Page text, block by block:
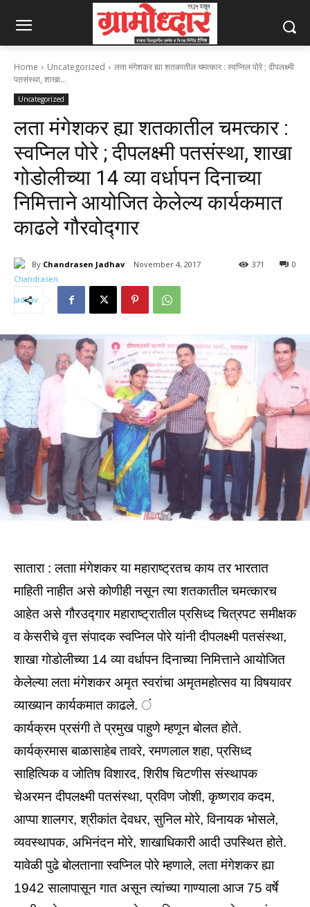
Home Uncategorized
लता मंगेशकर ह्या शतकातील चमत्कार : स्वप्निल पोरे ; दीपलक्ष्मी
पतसंस्था, शाखा...
Uncategorized
लता मंगेशकर ह्या शतकातील चमत्कार :
स्वप्निल पोरे ; दीपलक्ष्मी पतसंस्था, शाखा
गोडोलीच्या 14 व्या वर्धापन दिनाच्या
निमित्ताने आयोजित केलेल्य कार्यकमात
काढले गौरवोद्गार
By Chandrasen Jadhav November 4, 2017 0
371
सातारा : लताा मंगेशकर या महाराष्ट्रतच काय तर भारतात
माहिती नाहीत असे कोणीही नसून त्या शतकातील चमत्कारच
आहेत असे गौरउद्गार महाराष्ट्रातील प्रसिध्द चित्रपट समीक्षक
व केसरीचे वृत्त संपादक स्वप्निल पोरे यांनी दीपलक्ष्मी पतसंस्था,
शाखा गोडोलीच्या 14 व्या वर्धापन दिनाच्या निमित्ताने आयोजित
केलेल्या लता मंगेशकर अमृत स्वरांचा अमृतमहोत्सव या विषयावर
व्याख्यान कार्यकमात काढले. ं
कार्यक्रम प्रसंगी ते प्रमुख पाहुणे म्हणून बोलत होते.
कार्यक्रमास बाळासाहेब तावरे, रमणलाल शहा, प्रसिध्द
साहित्यिक व जोतिष विशारद, शिरीष चिटणीस संस्थापक
चेअरमन दीपलक्ष्मी पतसंस्था, प्रविण जोशी, कृष्णराव कदम,
आप्पा शालगर, श्रीकांत देवधर, सुनिल मोरे, विनायक भोसले,
व्यवस्थापक, अभिनंदन मोरे, शाखाधिकारी आदी उपस्थित होते.
यावेळी पुढे बोलतानाा स्वप्निल पोरे म्हणाले, लता मंगेशकर ह्या
1942 सालापासून गात असून त्यांच्या गाण्याला आज 75 वर्षे